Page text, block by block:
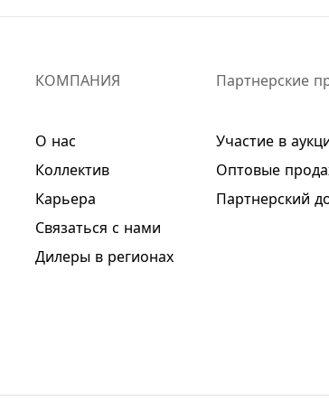
КОМПАНИЯ
О нас
Коллектив
Карьера
Связаться с нами
Дилеры в регионах
Партнерские
Участие в
Оптовые
Партнерский